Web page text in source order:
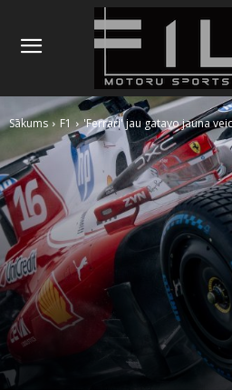
Sākums F1 'Ferrari' jau gatavo jauna